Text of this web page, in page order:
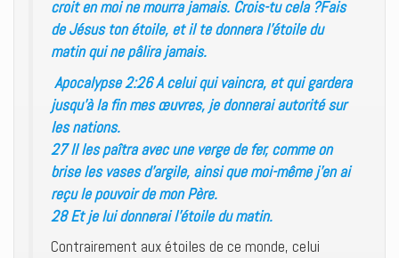
croit en moi ne mourra jamais. Crois-tu cela ?Fais
de Jésus ton étoile, et il te donnera l’étoile du
matin qui ne pâlira jamais.
Apocalypse 2:26 A celui qui vaincra, et qui gardera
jusqu’à la fin mes œuvres, je donnerai autorité sur
les nations.
27 Il les paîtra avec une verge de fer, comme on
brise les vases d’argile, ainsi que moi-même j’en ai
reçu le pouvoir de mon Père.
28 Et je lui donnerai l’étoile du matin.
Contrairement aux étoiles de ce monde, celui